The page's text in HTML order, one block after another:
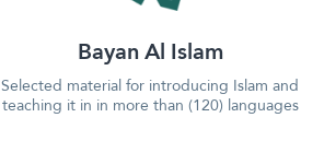
Bayan Al Islam
Selected material for introducing Islam and
teaching it in in more than (120) languages